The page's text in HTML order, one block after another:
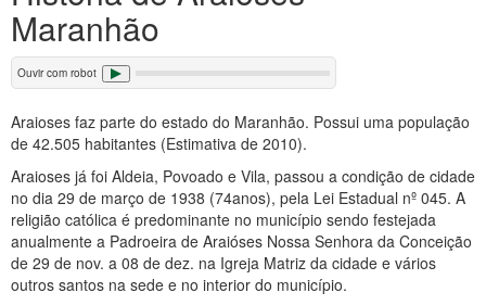
Maranhão
Ouvir com robot
Araioses faz parte do estado do Maranhão. Possui uma população
de 42.505 habitantes (Estimativa de 2010).
Araioses já foi Aldeia, Povoado e Vila, passou a condição de cidade
no dia 29 de março de 1938 (74anos), pela Lei Estadual nº 045. A
religião católica é predominante no município sendo festejada
anualmente a Padroeira de Araióses Nossa Senhora da Conceição
de 29 de nov. a 08 de dez. na Igreja Matriz da cidade e vários
outros santos na sede e no interior do município.